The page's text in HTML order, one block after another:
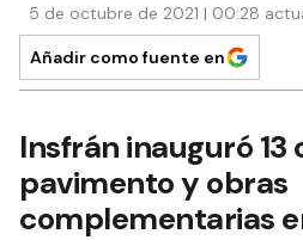
5 de octubre de 2021 | 00:28
Añadir como fuente en
Insfrán inauguró 13
pavimento y obras
complementarias